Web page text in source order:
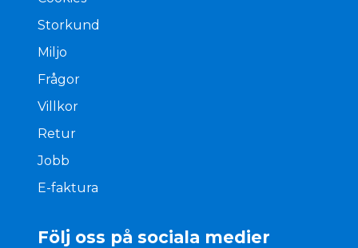
Storkund
Miljo
Frågor
Villkor
Retur
Jobb
E-faktura
Följ oss på sociala medier